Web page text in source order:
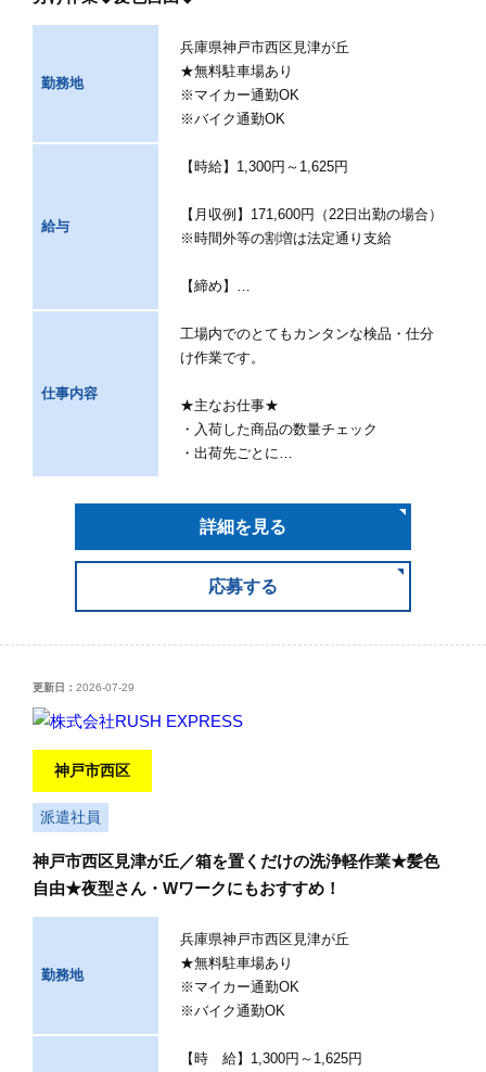
勤務地
兵庫県神戸市西区見津が丘
★無料駐車場あり
※マイカー通勤OK
※バイク通勤OK
給与
【時給】1,300円～1,625円
【月収例】171,600円（22日出勤の場合）
※時間外等の割増は法定通り支給
【締め】…
仕事内容
工場内でのとてもカンタンな検品・仕分
け作業です。
★主なお仕事★
・入荷した商品の数量チェック
・出荷先ごとに…
詳細を見る
応募する
更新日： 2026-07-29
神戸市西区
派遣社員
神戸市西区見津が丘／箱を置くだけの洗浄軽作業★髪色
自由★夜型さん・Wワークにもおすすめ！
勤務地
兵庫県神戸市西区見津が丘
★無料駐車場あり
※マイカー通勤OK
※バイク通勤OK
【時 給】1,300円～1,625円